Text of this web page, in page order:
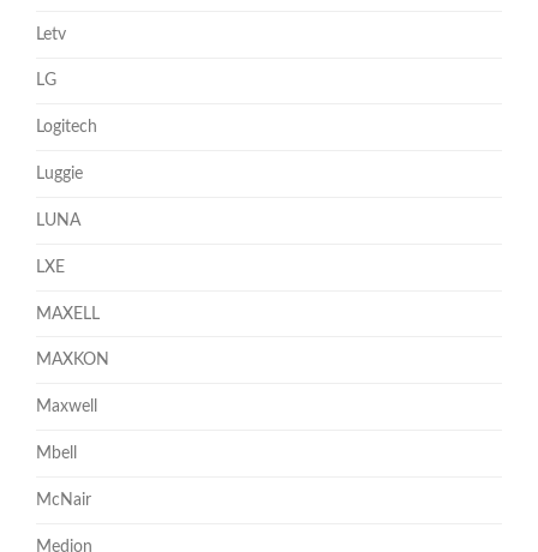
Letv
LG
Logitech
Luggie
LUNA
LXE
MAXELL
MAXKON
Maxwell
Mbell
McNair
Medion